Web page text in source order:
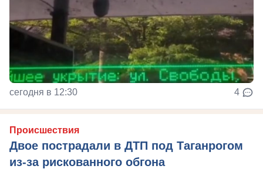
сегодня в 12:30 4
Происшествия
Двое пострадали в ДТП под Таганрогом
из-за рискованного обгона